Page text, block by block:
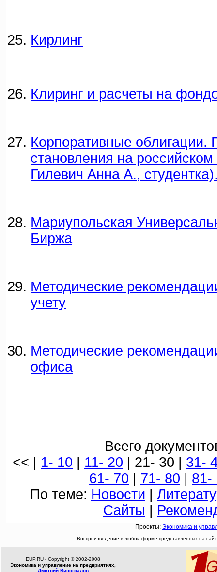
Кирлинг
Клиринг и расчеты на
Корпоративные
становления на
Гилевич Анна А.,
Мариупольская
Биржа
Методические
учету
Методические
офиса
Всего
<< | 1- 10 | 11- 20 | 21- 30 | 31-
61- 70 | 71- 80 | 81-
По теме: Новости |
Сайты |
Проекты: Экономика и
Воспроизведение в любой форме представленных на
EUP.RU - Copyright © 2002-2008
Экономика и управление на предприятиях,
Дмитрий Виноградов